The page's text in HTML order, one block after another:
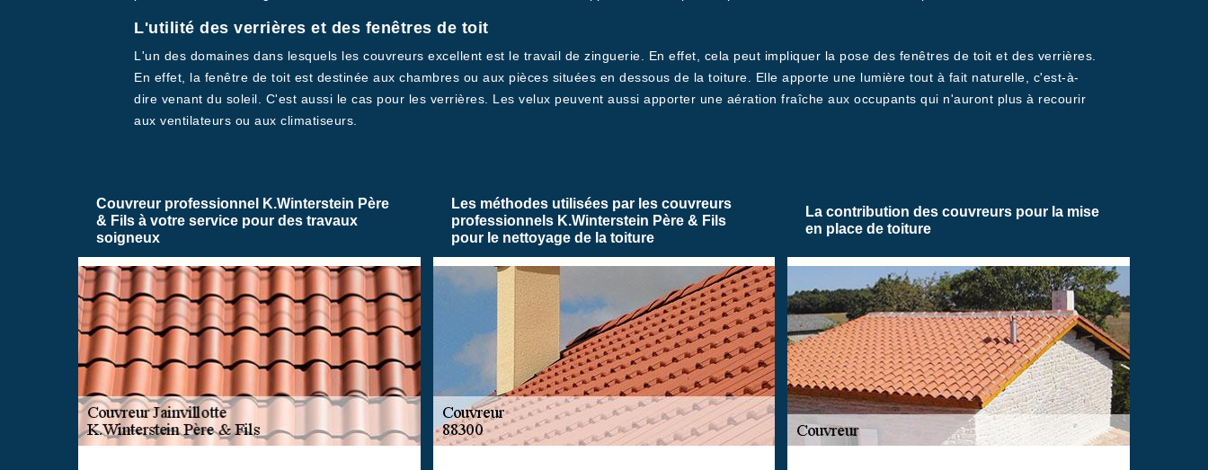
L'utilité des verrières et des fenêtres de toit
L'un des domaines dans lesquels les couvreurs excellent est le travail de zinguerie. En effet, cela peut impliquer la pose des fenêtres de toit et des verrières.
En effet, la fenêtre de toit est destinée aux chambres ou aux pièces situées en dessous de la toiture. Elle apporte une lumière tout à fait naturelle, c'est-à-
dire venant du soleil. C'est aussi le cas pour les verrières. Les velux peuvent aussi apporter une aération fraîche aux occupants qui n'auront plus à recourir
aux ventilateurs ou aux climatiseurs.
Couvreur professionnel K.Winterstein Père
& Fils à votre service pour des travaux
soigneux
Les méthodes utilisées par les couvreurs
professionnels K.Winterstein Père & Fils
pour le nettoyage de la toiture
La contribution des couvreurs pour la mise
en place de toiture